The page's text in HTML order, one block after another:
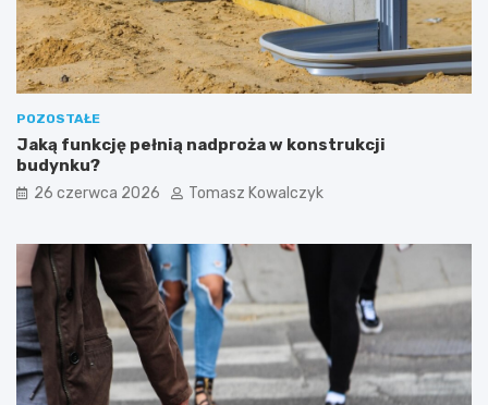
POZOSTAŁE
Jaką funkcję pełnią nadproża w konstrukcji
budynku?
26 czerwca 2026 Tomasz Kowalczyk